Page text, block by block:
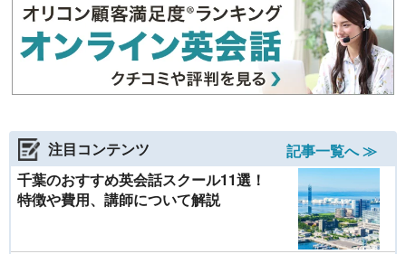
注目コンテンツ
記事一覧へ ≫
千葉のおすすめ英会話スクール11選！
特徴や費用、講師について解説